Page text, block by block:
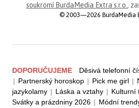
soukromí BurdaMedia Extra s.r.o.,
© 2003—2026 BurdaMedia
DOPORUČUJEME Děsivá telefonní
| Partnerský horoskop | Pick me girl |
jazykolamy | Láska a vztahy | Kulturní
Svátky a prázdniny 2026 | Módní